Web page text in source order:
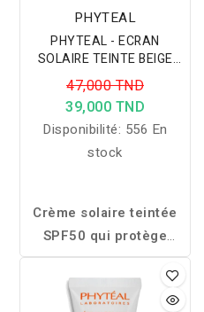
irritations, améliore la
texture de la peau et
favorise un teint plus net
et uniforme. Sa texture
légère pénètre
rapidement et convient à
une utilisation
PHYTEAL
PHYTEAL - ECRAN
SOLAIRE TEINTE BEIGE
ECLAT SPF50+ 50ML
47,000 TND
39,000 TND
Disponibilité: 556 En
stock
Crème solaire teintée
SPF50 qui protège
efficacement le visage
tout en unifiant le teint
pour un fini naturel,